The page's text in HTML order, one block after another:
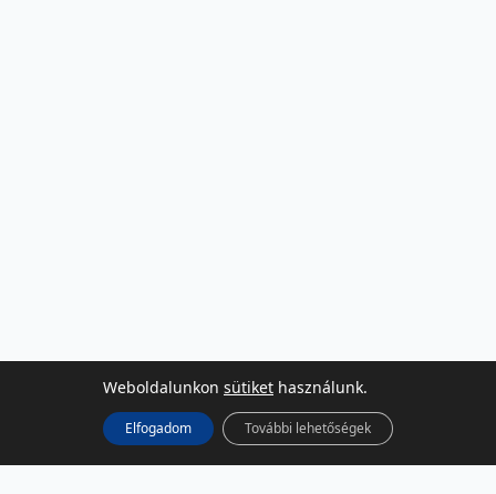
Weboldalunkon sütiket használunk.
Elfogadom További lehetőségek